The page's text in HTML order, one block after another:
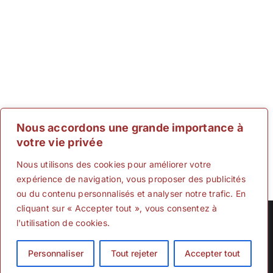
Nous accordons une grande importance à
votre vie privée
Nous utilisons des cookies pour améliorer votre
expérience de navigation, vous proposer des publicités
ou du contenu personnalisés et analyser notre trafic. En
cliquant sur « Accepter tout », vous consentez à
l'utilisation de cookies.
Personnaliser Tout rejeter Accepter tout
Copyright 2012 - 2025 |
Facebook
X InstagramPinterest